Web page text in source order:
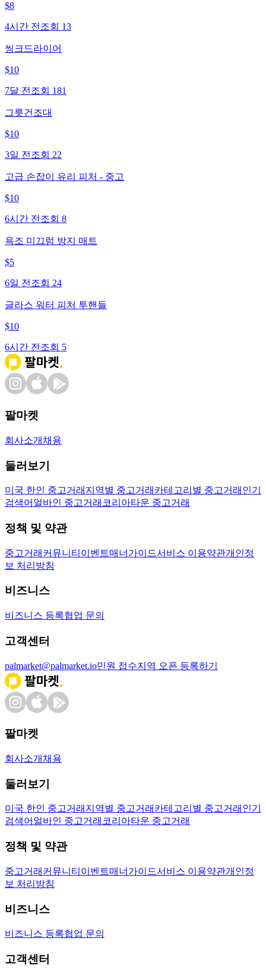
$8
4시간 전 조회 13
씽크드라이어
$10
7달 전 조회 181
그릇건조대
$10
3일 전 조회 22
고급 손잡이 유리 피처 - 중고
$10
6시간 전 조회 8
욕조 미끄럼 방지 매트
$5
6일 전 조회 24
글라스 워터 피처 투핸들
$10
6시간 전 조회 5
팔마켓
회사소개 채용
둘러보기
미국 한인 중고거래 지역별 중고거래 카테고리별 중고거래 인기
검색어 얼바인 중고거래 코리아타운 중고거래
정책 및 약관
중고거래 커뮤니티 이벤트매너가이드서비스 이용약관개인정
보 처리방침
비즈니스
비즈니스 등록협업 문의
고객센터
palmarket@palmarket.io민원 접수지역 오픈 등록하기
팔마켓
회사소개 채용
둘러보기
미국 한인 중고거래 지역별 중고거래 카테고리별 중고거래 인기
검색어 얼바인 중고거래 코리아타운 중고거래
정책 및 약관
중고거래 커뮤니티 이벤트매너가이드서비스 이용약관개인정
보 처리방침
비즈니스
비즈니스 등록협업 문의
고객센터